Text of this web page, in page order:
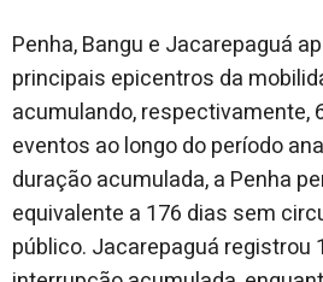
Penha, Bangu e Jacarepaguá
principais epicentros da
acumulando, respectivamente,
eventos ao longo do período
duração acumulada, a Penha
equivalente a 176 dias sem
público. Jacarepaguá registrou